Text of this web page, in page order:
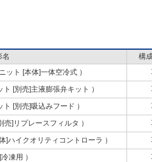
名
構
ット [本体]一体空冷式 ）
[別売]主液膨張弁キット ）
[別売]吸込みフード ）
]リプレースフィルタ ）
]ハイクオリティコントローラ ）
凍用 ）